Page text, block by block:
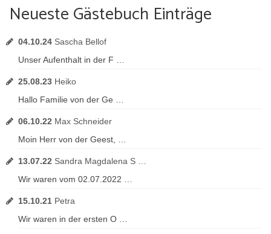
Neueste Gästebuch Einträge
04.10.24 Sascha Bellof
Unser Aufenthalt in der F …
25.08.23 Heiko
Hallo Familie von der Ge …
06.10.22 Max Schneider
Moin Herr von der Geest, …
13.07.22 Sandra Magdalena S …
Wir waren vom 02.07.2022 …
15.10.21 Petra
Wir waren in der ersten O …